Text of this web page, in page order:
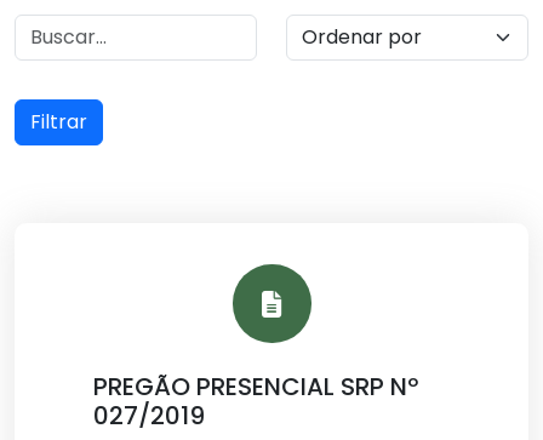
Filtrar
PREGÃO PRESENCIAL SRP Nº
027/2019